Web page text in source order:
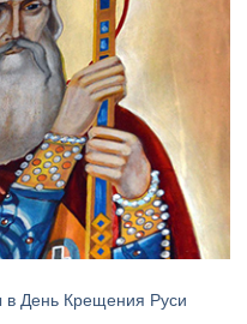
в День Крещения Руси